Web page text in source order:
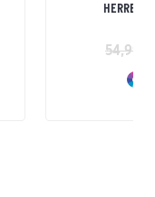
HERREN
54,99